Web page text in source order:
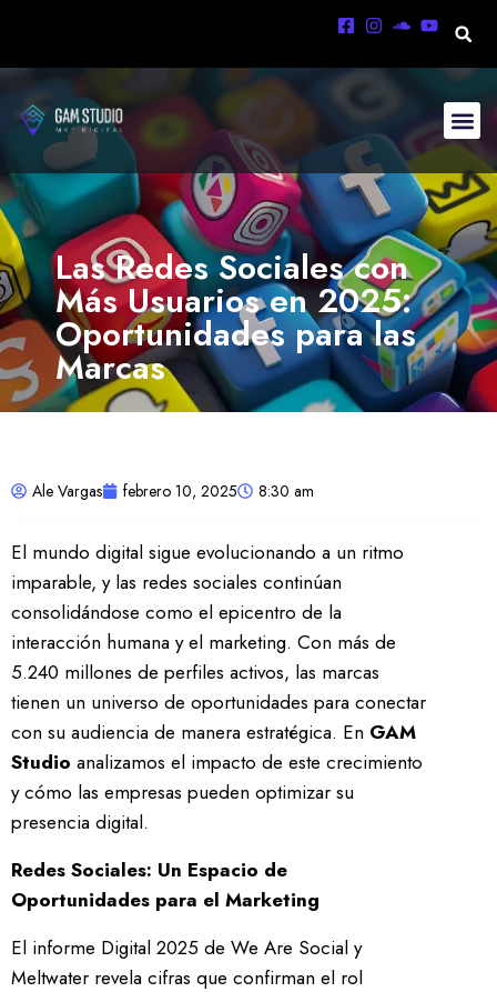
Las Redes Sociales con
Más Usuarios en 2025:
Oportunidades para las
Marcas
Ale Vargas febrero 10, 2025 8:30 am
El mundo digital sigue evolucionando a un ritmo
imparable, y las redes sociales continúan
consolidándose como el epicentro de la
interacción humana y el marketing. Con más de
5.240 millones de perfiles activos, las marcas
tienen un universo de oportunidades para conectar
con su audiencia de manera estratégica. En GAM
Studio analizamos el impacto de este crecimiento
y cómo las empresas pueden optimizar su
presencia digital.
Redes Sociales: Un Espacio de
Oportunidades para el Marketing
El informe Digital 2025 de We Are Social y
Meltwater revela cifras que confirman el rol